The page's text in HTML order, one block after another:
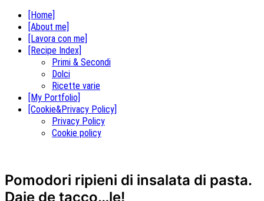
[Home]
[About me]
[Lavora con me]
[Recipe Index]
Primi & Secondi
Dolci
Ricette varie
[My Portfolio]
[Cookie&Privacy Policy]
Privacy Policy
Cookie policy
Pomodori ripieni di insalata di pasta.
Daje de tacco…le!